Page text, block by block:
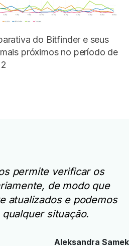
do Bitfinder e seus
próximos no período de
permite verificar os
de modo que
atualizados e podemos
situação.
Aleksandra Samek